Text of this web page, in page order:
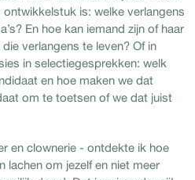
is: welke verlangens
En hoe kan iemand zijn of haar
verlangens te leven? Of in
in selectiegesprekken: welk
en hoe maken we dat
om te toetsen of we dat juist
en clownerie - ontdekte ik hoe
lachen om jezelf en niet meer